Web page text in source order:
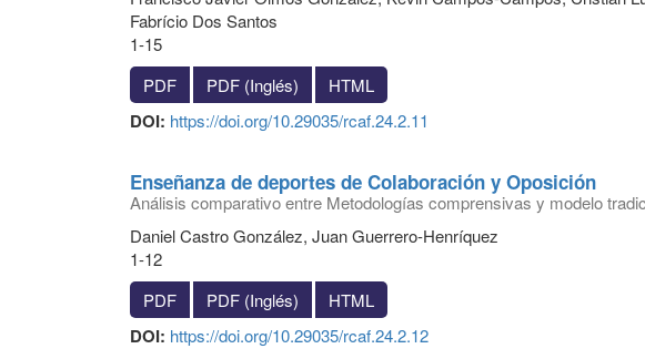
Fabrício Dos Santos
1-15
PDF
PDF (Inglés) HTML
DOI: https://doi.org/10.29035/rcaf.24.2.11
Enseñanza de deportes de Colaboración y Oposición
Análisis comparativo entre Metodologías comprensivas y modelo
Daniel Castro González, Juan Guerrero-Henríquez
1-12
PDF
PDF (Inglés) HTML
DOI: https://doi.org/10.29035/rcaf.24.2.12